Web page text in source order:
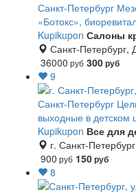
Санкт-Петербург
«Ботокс»,
Kupikupon Салоны
Санкт-Петербург,
36000 руб 300руб
9
Санкт-Петербург
выходные в детском
Kupikupon Все для
г. Санкт-
900 руб 150руб
8